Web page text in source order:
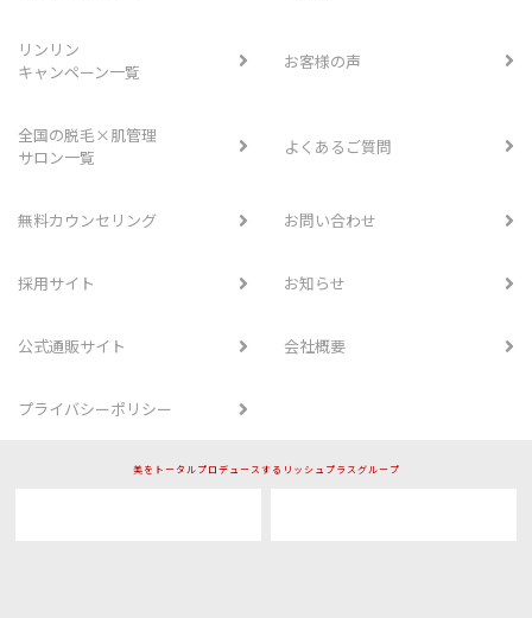
リンリン
キャンペーン一覧
お客様の声
全国の脱毛×肌管理
サロン一覧
よくあるご質問
無料カウンセリング お問い合わせ
採用サイト お知らせ
公式通販サイト 会社概要
プライバシーポリシー
美をトータルプロデュースするリッシュプラスグループ